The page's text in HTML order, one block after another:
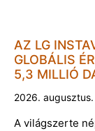
AZ LG
GLOBÁLIS
5,3 MILLIÓ
2026.
A világszerte